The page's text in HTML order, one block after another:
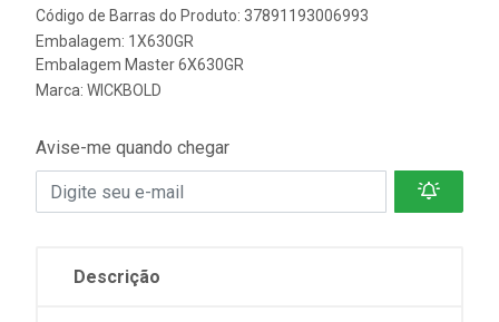
Código de Barras do Produto: 37891193006993
Embalagem: 1X630GR
Embalagem Master 6X630GR
Marca: WICKBOLD
Avise-me quando chegar
Descrição